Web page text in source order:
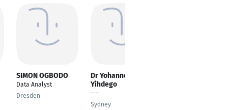
SIMON OGBODO
Data Analyst
Dresden
Dr Yohannes
Yihdego
---
Sydney